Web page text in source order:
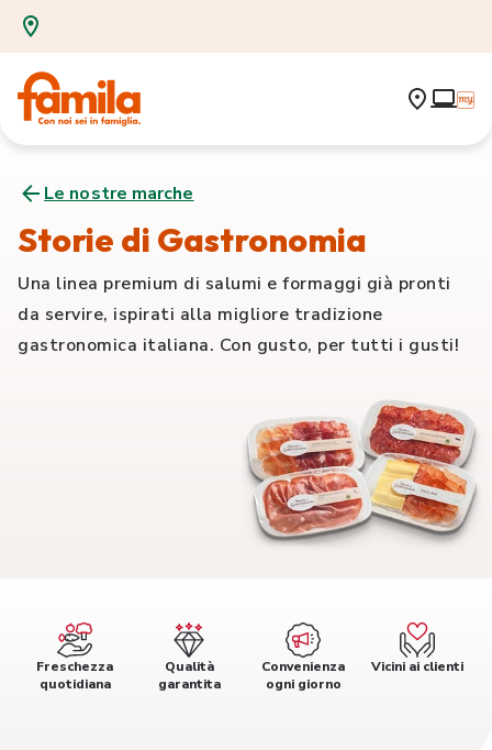
Le nostre marche
Storie di Gastronomia
Una linea premium di salumi e formaggi già pronti
da servire, ispirati alla migliore tradizione
gastronomica italiana. Con gusto, per tutti i gusti!
Freschezza
quotidiana
Qualità
garantita
Convenienza
ogni giorno
Vicini ai clienti